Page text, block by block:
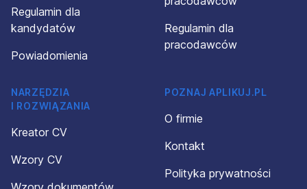
Regulamin dla
kandydatów
Powiadomienia
Regulamin dla
pracodawców
NARZĘDZIA
I ROZWIĄZANIA
Kreator CV
Wzory CV
POZNAJ APLIKUJ.PL
O firmie
Kontakt
Polityka prywatności